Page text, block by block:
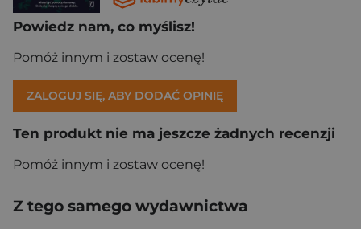
Powiedz nam, co myślisz!
Pomóż innym i zostaw ocenę!
ZALOGUJ SIĘ, ABY DODAĆ OPINIĘ
Ten produkt nie ma jeszcze żadnych recenzji
Pomóż innym i zostaw ocenę!
Z tego samego wydawnictwa